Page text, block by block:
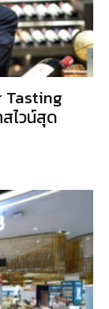
Tasting
ไวน์สุด